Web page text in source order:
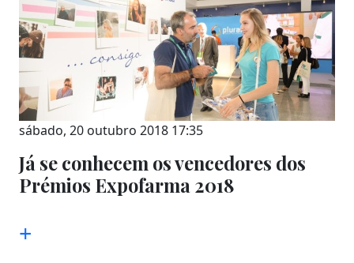
sábado, 20 outubro 2018 17:35
Já se conhecem os vencedores dos
Prémios Expofarma 2018
+